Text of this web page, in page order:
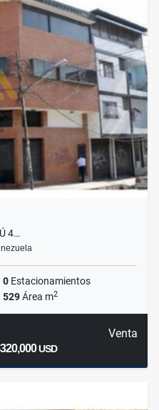
4…
0 Estacionamientos
529Área m2
Venta
USD